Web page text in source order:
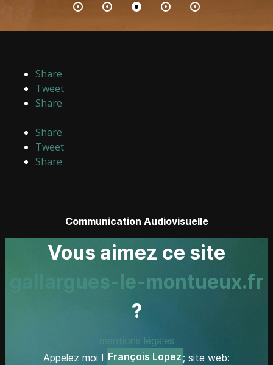
Share
Tweet
Share
Share
Tweet
Share
Communication Audiovisuelle
Vous aimez ce site
gallargues-le-montueux.fr
?
mentions légales
Appelez moi ! François Lopez ; site web: